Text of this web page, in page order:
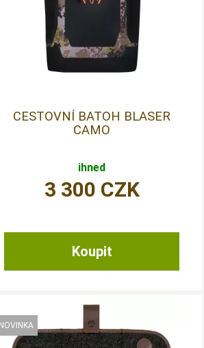
CESTOVNÍ BATOH BLASER
CAMO
ihned
3 300 CZK